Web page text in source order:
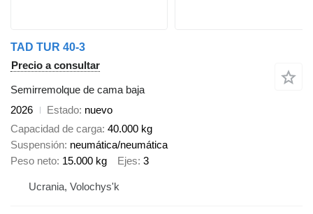
TAD TUR 40-3
Precio a consultar
Semirremolque de cama baja
2026
Estado nuevo
Capacidad de carga 40.000 kg
Suspensión neumática/neumática
Peso neto 15.000 kg Ejes 3
Ucrania, Volochys'k